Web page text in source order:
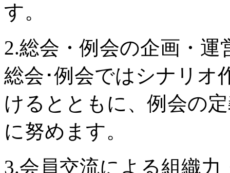
す。
2.総会・例会の企画・運
総会･例会ではシナリオ
けるとともに、例会の
に努めます。
3.会員交流による組織力